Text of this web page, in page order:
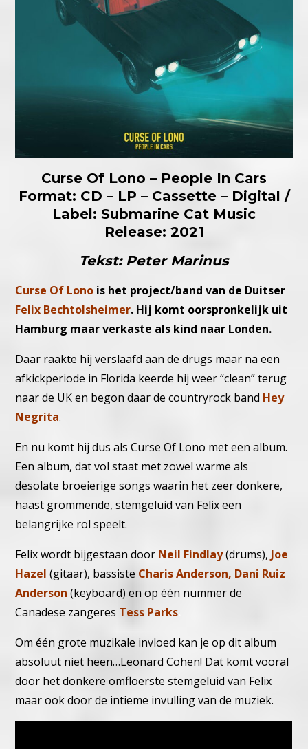
Curse Of Lono – People In Cars
Format: CD – LP – Cassette – Digital /
Label: Submarine Cat Music
Release: 2021
Tekst: Peter Marinus
Curse Of Lono is het project/band van de Duitser
Felix Bechtolsheimer. Hij komt oorspronkelijk uit
Hamburg maar verkaste als kind naar Londen.
Daar raakte hij verslaafd aan de drugs maar na een
afkickperiode in Florida keerde hij weer “clean” terug
naar de UK en begon daar de countryrock band Hey
Negrita.
En nu komt hij dus als Curse Of Lono met een album.
Een album, dat vol staat met zowel warme als
desolate broeierige songs waarin het zeer donkere,
haast grommende, stemgeluid van Felix een
belangrijke rol speelt.
Felix wordt bijgestaan door Neil Findlay(drums), Joe
Hazel (gitaar), bassiste Charis Anderson, Dani Ruiz
Anderson (keyboard) en op één nummer de
Canadese zangeres Tess Parks
Om één grote muzikale invloed kan je op dit album
absoluut niet heen…Leonard Cohen! Dat komt vooral
door het donkere omfloerste stemgeluid van Felix
maar ook door de intieme invulling van de muziek.